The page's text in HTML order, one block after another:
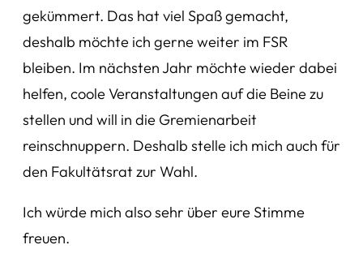
gekümmert. Das hat viel Spaß gemacht,
deshalb möchte ich gerne weiter im FSR
bleiben. Im nächsten Jahr möchte wieder dabei
helfen, coole Veranstaltungen auf die Beine zu
stellen und will in die Gremienarbeit
reinschnuppern. Deshalb stelle ich mich auch für
den Fakultätsrat zur Wahl.
Ich würde mich also sehr über eure Stimme
freuen.